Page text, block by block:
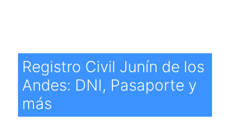
Registro Civil Junín de los
Andes: DNI, Pasaporte y
más